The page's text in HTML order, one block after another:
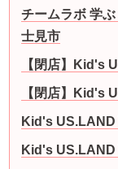
チームラボ 学
士見市
【閉店】Kid's
【閉店】Kid's
Kid's US.LAND
Kid's US.LAND